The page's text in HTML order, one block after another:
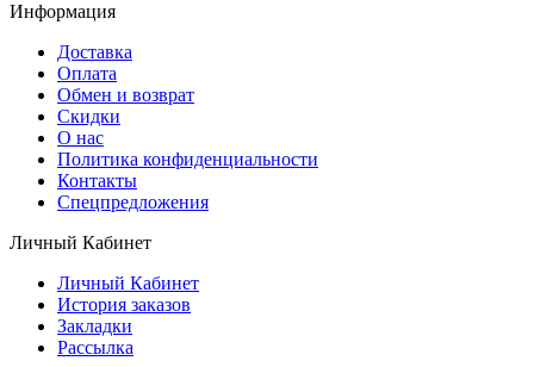
Информация
Доставка
Оплата
Обмен и возврат
Скидки
О нас
Политика конфиденциальности
Контакты
Спецпредложения
Личный Кабинет
Личный Кабинет
История заказов
Закладки
Рассылка